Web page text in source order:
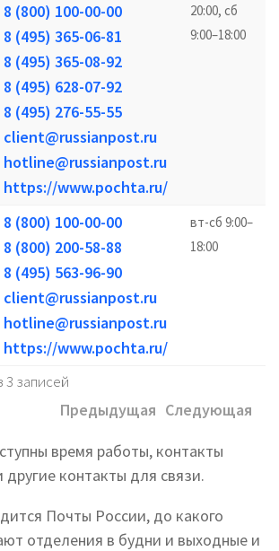
8 (800) 100-00-00
8 (495) 365-06-81
8 (495) 365-08-92
8 (495) 628-07-92
8 (495) 276-55-55
client@russianpost.ru
hotline@russianpost.ru
https://www.pochta.ru/
20:00, сб
9:00–18:00
8 (800) 100-00-00
8 (800) 200-58-88
8 (495) 563-96-90
client@russianpost.ru
hotline@russianpost.ru
https://www.pochta.ru/
вт-сб 9:00–
18:00
3 записей
Предыдущая Следующая
время работы, контакты
контакты для связи.
Почты России, до какого
отделения в будни и выходные и